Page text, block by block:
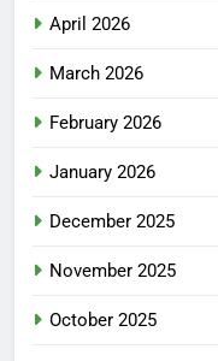
April 2026
March 2026
February 2026
January 2026
December 2025
November 2025
October 2025